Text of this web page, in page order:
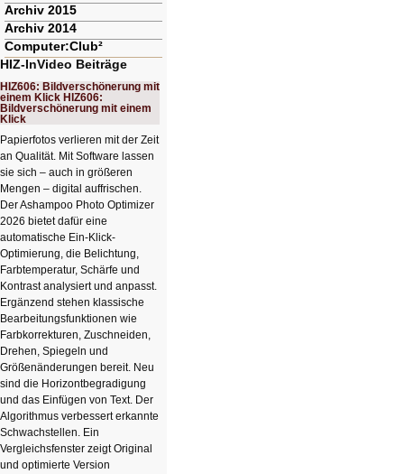
Archiv 2015
Archiv 2014
Computer:Club²
HIZ-InVideo Beiträge
HIZ606: Bildverschönerung mit
einem Klick HIZ606:
Bildverschönerung mit einem
Klick
Papierfotos verlieren mit der Zeit
an Qualität. Mit Software lassen
sie sich – auch in größeren
Mengen – digital auffrischen.
Der Ashampoo Photo Optimizer
2026 bietet dafür eine
automatische Ein-Klick-
Optimierung, die Belichtung,
Farbtemperatur, Schärfe und
Kontrast analysiert und anpasst.
Ergänzend stehen klassische
Bearbeitungsfunktionen wie
Farbkorrekturen, Zuschneiden,
Drehen, Spiegeln und
Größenänderungen bereit. Neu
sind die Horizontbegradigung
und das Einfügen von Text. Der
Algorithmus verbessert erkannte
Schwachstellen. Ein
Vergleichsfenster zeigt Original
und optimierte Version